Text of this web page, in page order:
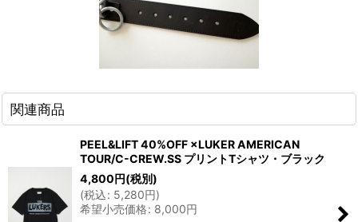
関連商品
PEEL&LIFT 40%OFF ×LUKER AMERICAN
TOUR/C-CREW.SS プリントTシャツ・ブラック
4,800円(税別)
(税込: 5,280円)
希望小売価格: 8,000円